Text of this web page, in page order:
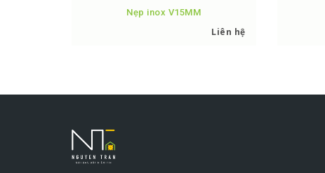
Nẹp inox V15MM
Liên hệ